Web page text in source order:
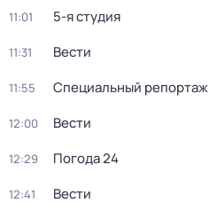
11:01 5-я студия
11:31 Вести
11:55 Специальный репортаж
12:00 Вести
12:29 Погода 24
12:41 Вести